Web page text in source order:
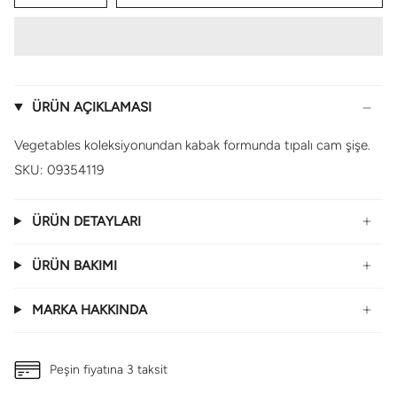
ÜRÜN AÇIKLAMASI
Vegetables koleksiyonundan kabak formunda tıpalı cam şişe.
SKU: 09354119
ÜRÜN DETAYLARI
ÜRÜN BAKIMI
MARKA HAKKINDA
Peşin fiyatına 3 taksit